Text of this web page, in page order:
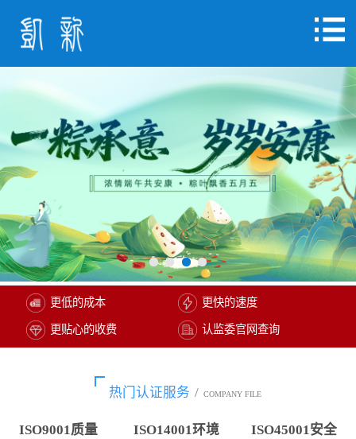
更低的成本 更快的速度
更贴心的收费 认监委官网查询
热门认证服务 / COMPANY FILE
ISO9001质量 ISO14001环境 ISO45001安全